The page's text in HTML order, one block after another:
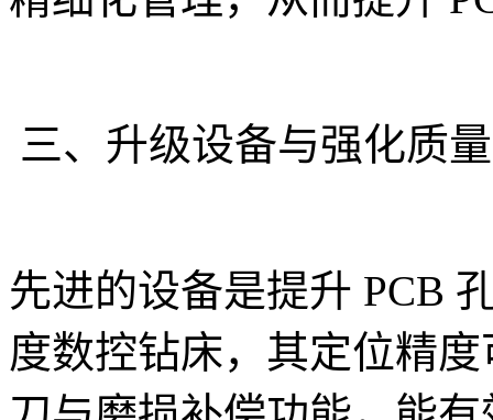
三、升级设备与强化质
先进的设备是提升 PCB
度数控钻床，其定位精